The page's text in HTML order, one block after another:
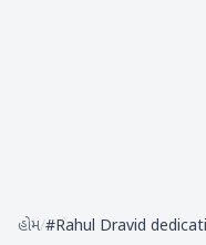
હોમ/#Rahul Dravid